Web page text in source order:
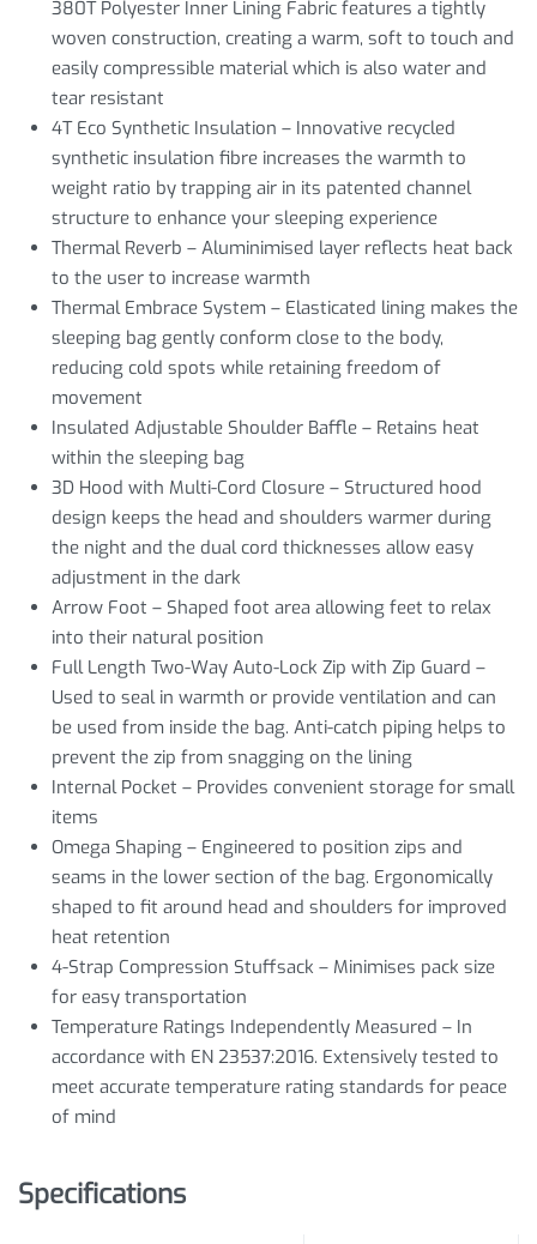
380T Polyester Inner Lining Fabric features a tightly
woven construction, creating a warm, soft to touch and
easily compressible material which is also water and
tear resistant
4T Eco Synthetic Insulation – Innovative recycled
synthetic insulation fibre increases the warmth to
weight ratio by trapping air in its patented channel
structure to enhance your sleeping experience
Thermal Reverb – Aluminimised layer reflects heat back
to the user to increase warmth
Thermal Embrace System – Elasticated lining makes the
sleeping bag gently conform close to the body,
reducing cold spots while retaining freedom of
movement
Insulated Adjustable Shoulder Baffle – Retains heat
within the sleeping bag
3D Hood with Multi-Cord Closure – Structured hood
design keeps the head and shoulders warmer during
the night and the dual cord thicknesses allow easy
adjustment in the dark
Arrow Foot – Shaped foot area allowing feet to relax
into their natural position
Full Length Two-Way Auto-Lock Zip with Zip Guard –
Used to seal in warmth or provide ventilation and can
be used from inside the bag. Anti-catch piping helps to
prevent the zip from snagging on the lining
Internal Pocket – Provides convenient storage for small
items
Omega Shaping – Engineered to position zips and
seams in the lower section of the bag. Ergonomically
shaped to fit around head and shoulders for improved
heat retention
4-Strap Compression Stuffsack – Minimises pack size
for easy transportation
Temperature Ratings Independently Measured – In
accordance with EN 23537:2016. Extensively tested to
meet accurate temperature rating standards for peace
of mind
Specifications